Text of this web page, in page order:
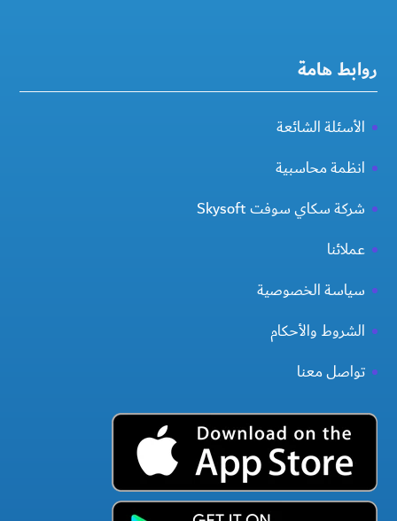
روابط هامة
الأسئلة الشائعة
انظمة محاسبية
شركة سكاي سوفت Skysoft
عملائنا
سياسة الخصوصية
الشروط والأحكام
تواصل معنا